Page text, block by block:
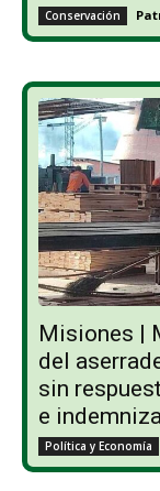
Conservación
Misiones |
del
sin
e
Política y Economía